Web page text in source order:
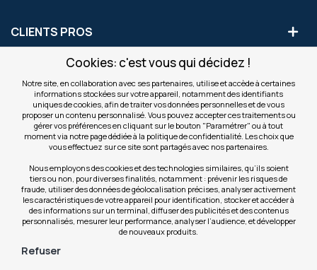
Cookies: c'est vous qui décidez !
Notre site, en collaboration avec ses partenaires, utilise et accède à certaines
informations stockées sur votre appareil, notamment des identifiants
uniques de cookies, afin de traiter vos données personnelles et de vous
proposer un contenu personnalisé. Vous pouvez accepter ces traitements ou
gérer vos préférences en cliquant sur le bouton "Paramétrer" ou à tout
moment via notre page dédiée à la politique de confidentialité. Les choix que
vous effectuez sur ce site sont partagés avec nos partenaires.
Nous employons des cookies et des technologies similaires, qu’ils soient
tiers ou non, pour diverses finalités, notamment : prévenir les risques de
fraude, utiliser des données de géolocalisation précises, analyser activement
les caractéristiques de votre appareil pour identification, stocker et accéder à
des informations sur un terminal, diffuser des publicités et des contenus
personnalisés, mesurer leur performance, analyser l’audience, et développer
de nouveaux produits.
Refuser
CLIENTS PROS
S'INSCRIRE AUX OFFRES COMMERCIALES
Inscription
notre
newsletter
Valider
NOS SITES